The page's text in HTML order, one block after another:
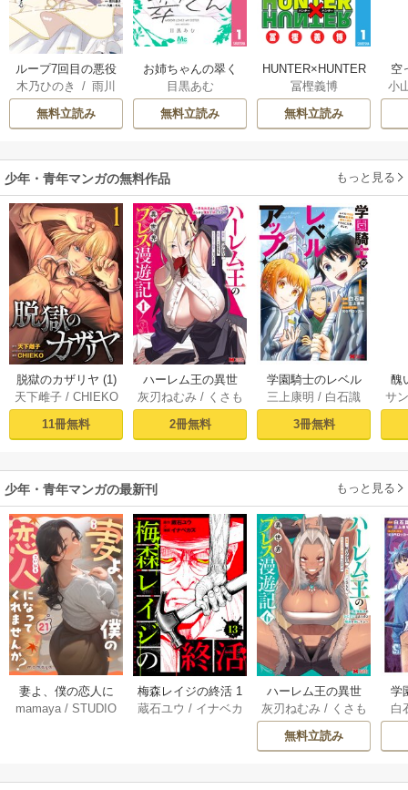
ループ7回目の悪役
令嬢は、元敵国で
自由気ままな花嫁
生活を満喫する
木乃ひのき /雨川
透子/八美☆わん
無料立読み
お姉ちゃんの翠く
ん
目黒あむ
無料立読み
HUNTER×HUNTER
モノクロ版
冨樫義博
無料立読み
空
小
少年・青年マンガの無料作品 もっと見る
脱獄のカザリヤ (1)
天下雌子/ CHIEKO
11冊無料
ハーレム王の異世
界プレス漫遊記 ～
最強無双のおじさ
んはあらゆる種族
ミック） 1巻
灰刃ねむみ / くさも
ち
2冊無料
学園騎士のレベル
アップ！レベル100
0超えの転生者、落
ちこぼれクラスに
（コミック） ： 1
三上康明 / 白石識
3冊無料
醜
同
サ
少年・青年マンガの最新刊 もっと見る
妻よ、僕の恋人に
なってくれません
mamaya /STUDIO
梅森レイジの終活 1
3巻
蔵石ユウ / イナベカ
ハーレム王の異世
界プレス漫遊記 ～
最強無双のおじさ
んはあらゆる種族
ミック） 6巻
灰刃ねむみ / くさも
ち
無料立読み
学
ア
（
白